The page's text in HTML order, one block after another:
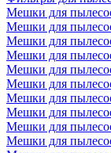
Мешки для
Мешки для
Мешки для
Мешки для
Мешки для
Мешки для
Мешки для
Мешки для
Мешки для
Мешки для